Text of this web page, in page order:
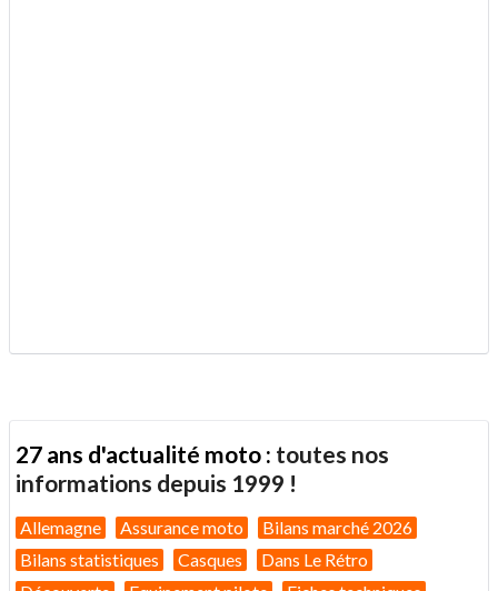
27 ans d'actualité moto : toutes nos
informations depuis 1999 !
Allemagne Assurance moto
Bilans marché 2026
Bilans statistiques
Casques
Dans Le Rétro